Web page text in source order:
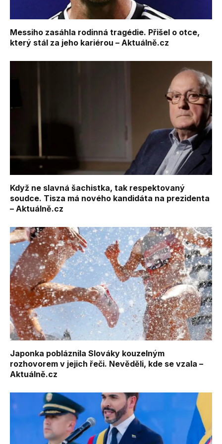
Messiho zasáhla rodinná tragédie. Přišel o otce,
který stál za jeho kariérou – Aktuálně.cz
Když ne slavná šachistka, tak respektovaný
soudce. Tisza má nového kandidáta na prezidenta
– Aktuálně.cz
Japonka pobláznila Slováky kouzelným
rozhovorem v jejich řeči. Nevěděli, kde se vzala –
Aktuálně.cz